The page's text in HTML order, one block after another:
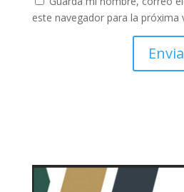
este navegador para la próxima